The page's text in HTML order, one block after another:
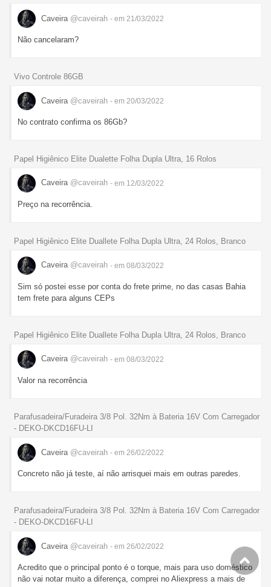
Caveira @caveirah - em 21/03/2022
Não cancelaram?
Vivo Controle 86GB
Caveira @caveirah - em 20/03/2022
No contrato confirma os 86Gb?
Papel Higiênico Elite Dualette Folha Dupla Ultra, 16 Rolos
Caveira @caveirah - em 12/03/2022
Preço na recorrência.
Papel Higiênico Elite Duallete Folha Dupla Ultra, 24 Rolos, Branco
Caveira @caveirah - em 08/03/2022
Sim só postei esse por conta do frete prime, no das casas Bahia
tem frete para alguns CEPs
Papel Higiênico Elite Duallete Folha Dupla Ultra, 24 Rolos, Branco
Caveira @caveirah - em 08/03/2022
Valor na recorrência
Parafusadeira/Furadeira 3/8 Pol. 32Nm à Bateria 16V Com Carregador
- DEKO-DKCD16FU-LI
Caveira @caveirah - em 26/02/2022
Concreto não já teste, aí não arrisquei mais em outras paredes.
Parafusadeira/Furadeira 3/8 Pol. 32Nm à Bateria 16V Com Carregador
- DEKO-DKCD16FU-LI
Caveira @caveirah - em 26/02/2022
Acredito que o principal ponto é o torque, mais para uso doméstico
não vai notar muito a diferença, comprei no Aliexpress a mais de